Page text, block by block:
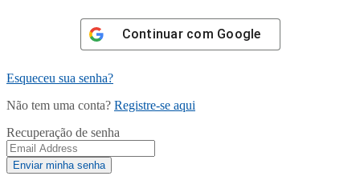
Continuar com Google
Esqueceu sua senha?
Não tem uma conta? Registre-se aqui
Recuperação de senha